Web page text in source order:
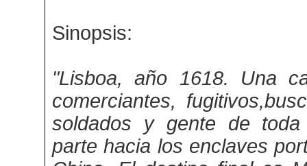
Sinopsis:
"Lisboa, año 1618. Una
comerciantes,
soldados y gente de
parte hacia los enclaves